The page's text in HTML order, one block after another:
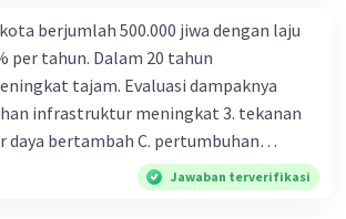
.... a. Menimbulkan inflasi di mana
uang beredar (penawaran uang) naik
kanan atas b. Menimbulkan deflasi di
jumlah uang beredar (penawaran
bawah ke kanan atas c. Tingkat bunga
bentuk kurva jumlah uang beredar
berjumlah 500.000 jiwa dengan laju
per tahun. Dalam 20 tahun
tajam. Evaluasi dampaknya
infrastruktur meningkat 3. tekanan
daya bertambah C. pertumbuhan
jangka panjang D. tidak
ruang E. proyeksi penduduk penting
Jawaban terverifikasi